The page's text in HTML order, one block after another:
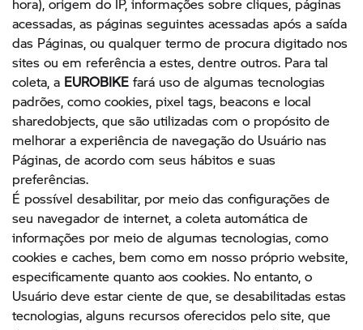
acessadas, as páginas seguintes acessadas após a saída
das Páginas, ou qualquer termo de procura digitado nos
sites ou em referência a estes, dentre outros. Para tal
coleta, a EUROBIKE fará uso de algumas tecnologias
padrões, como cookies, pixel tags, beacons e local
sharedobjects, que são utilizadas com o propósito de
melhorar a experiência de navegação do Usuário nas
Páginas, de acordo com seus hábitos e suas
preferências.
É possível desabilitar, por meio das configurações de
seu navegador de internet, a coleta automática de
informações por meio de algumas tecnologias, como
cookies e caches, bem como em nosso próprio website,
especificamente quanto aos cookies. No entanto, o
Usuário deve estar ciente de que, se desabilitadas estas
tecnologias, alguns recursos oferecidos pelo site, que